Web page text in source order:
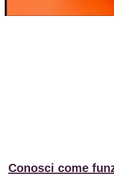
Conosci come